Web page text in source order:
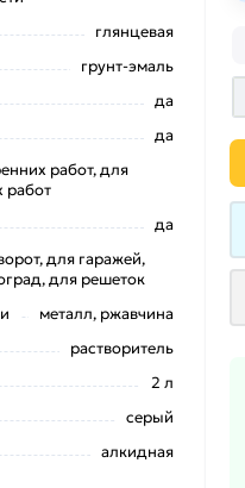
глянцевая
грунт-эмаль
да
да
работ, для
работ
да
для гаражей,
для решеток
металл, ржавчина
растворитель
2 л
серый
алкидная